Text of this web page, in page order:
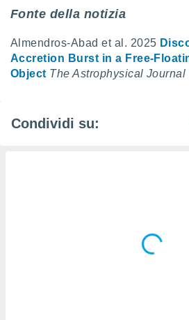
Fonte della notizia
Almendros-Abad et al. 2025
Accretion Burst in a Free-
Object The Astrophysical Journal
Condividi su: